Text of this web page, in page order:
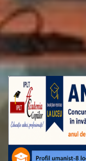
ATENȚIE!